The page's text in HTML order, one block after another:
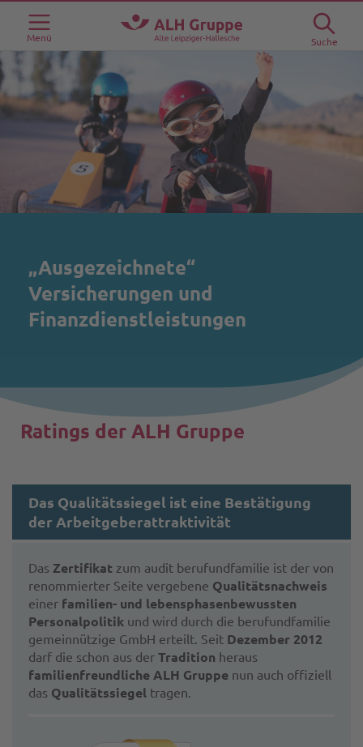
Menü Suche
„Ausgezeichnete“
Versicherungen und
Finanzdienstleistungen
Ratings der ALH Gruppe
Das Qualitätssiegel ist eine Bestätigung
der Arbeitgeberattraktivität
Das Zertifikat zum audit berufundfamilie ist der von
renommierter Seite vergebene Qualitätsnachweis
einer familien- und lebensphasenbewussten
Personalpolitik und wird durch die berufundfamilie
gemeinnützige GmbH erteilt. Seit Dezember 2012
darf die schon aus der Tradition heraus
familienfreundliche ALH Gruppe nun auch offiziell
das Qualitätssiegel tragen.